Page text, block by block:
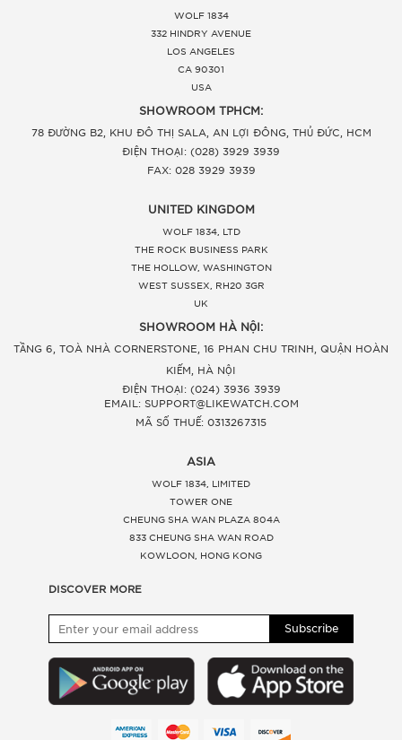
WOLF 1834
332 HINDRY AVENUE
LOS ANGELES
CA 90301
USA
SHOWROOM TPHCM:
78 ĐƯỜNG B2, KHU ĐÔ THỊ SALA, AN LỢI ĐÔNG, THỦ ĐỨC, HCM
ĐIỆN THOẠI: (028) 3929 3939
FAX: 028 3929 3939
UNITED KINGDOM
WOLF 1834, LTD
THE ROCK BUSINESS PARK
THE HOLLOW, WASHINGTON
WEST SUSSEX, RH20 3GR
UK
SHOWROOM HÀ NỘI:
TẦNG 6, TOÀ NHÀ CORNERSTONE, 16 PHAN CHU TRINH, QUẬN HOÀN
KIẾM, HÀ NỘI
ĐIỆN THOẠI: (024) 3936 3939
EMAIL: SUPPORT@LIKEWATCH.COM
MÃ SỐ THUẾ: 0313267315
ASIA
WOLF 1834, LIMITED
TOWER ONE
CHEUNG SHA WAN PLAZA 804A
833 CHEUNG SHA WAN ROAD
KOWLOON, HONG KONG
DISCOVER MORE
Subscribe